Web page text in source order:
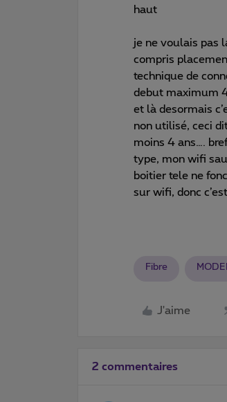
haut
je ne voulais pas
compris
technique de
debut maximum
et là desormais
non utilisé, ceci
moins 4 ans….
type, mon wifi
boitier tele ne
sur wifi, donc
Fibre
J'aime
2 commentaires